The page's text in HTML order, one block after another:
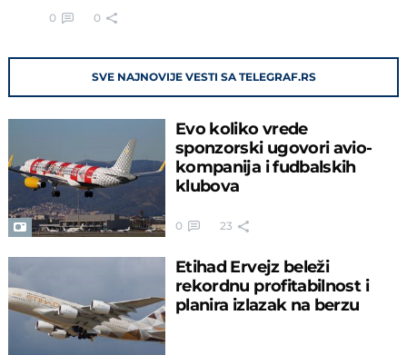
0 0
SVE NAJNOVIJE VESTI SA TELEGRAF.RS
Evo koliko vrede
sponzorski ugovori avio-
kompanija i fudbalskih
klubova
0 23
Etihad Ervejz beleži
rekordnu profitabilnost i
planira izlazak na berzu